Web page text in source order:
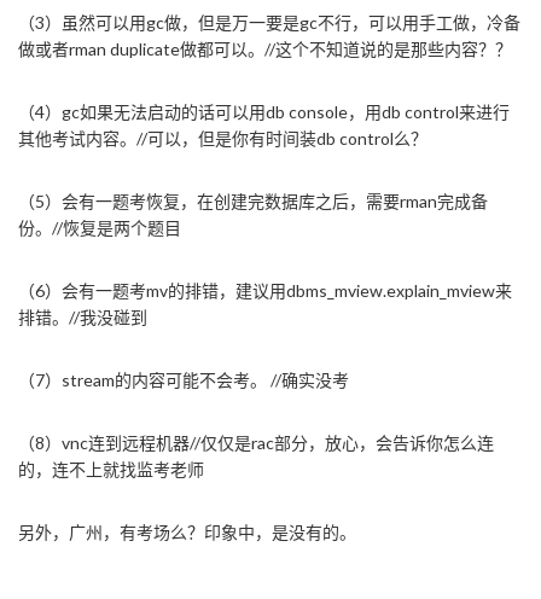
（3）虽然可以用gc做，但是万一要是gc不行，可以用手工做，冷备
做或者rman duplicate做都可以。//这个不知道说的是那些内容？？
（4）gc如果无法启动的话可以用db console，用db control来进行
其他考试内容。//可以，但是你有时间装db control么？
（5）会有一题考恢复，在创建完数据库之后，需要rman完成备
份。//恢复是两个题目
（6）会有一题考mv的排错，建议用dbms_mview.explain_mview来
排错。//我没碰到
（7）stream的内容可能不会考。 //确实没考
（8）vnc连到远程机器//仅仅是rac部分，放心，会告诉你怎么连
的，连不上就找监考老师
另外，广州，有考场么？印象中，是没有的。